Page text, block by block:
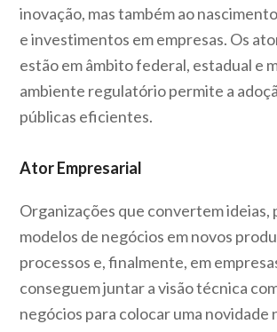
inovação, mas também ao
e investimentos em empresas. Os
estão em âmbito federal, estadual e
ambiente regulatório permite a
públicas eficientes.
Ator Empresarial
Organizações que convertem ideias,
modelos de negócios em novos
processos e, finalmente, em
conseguem juntar a visão técnica
negócios para colocar uma novidade